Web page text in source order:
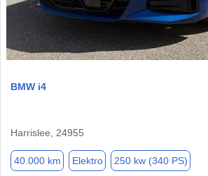
BMW i4
Harrislee, 24955
40.000 km Elektro 250 kw (340 PS)